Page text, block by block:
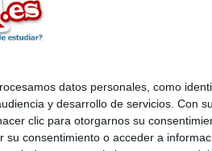
datos personales, como
y desarrollo de servicios. Con
clic para otorgarnos su
consentimiento o acceder a
| Anúnciate
generales|Política de cookies